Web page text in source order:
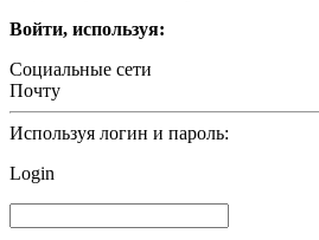
Войти, используя:
Социальные сети
Почту
Используя логин и пароль:
Login